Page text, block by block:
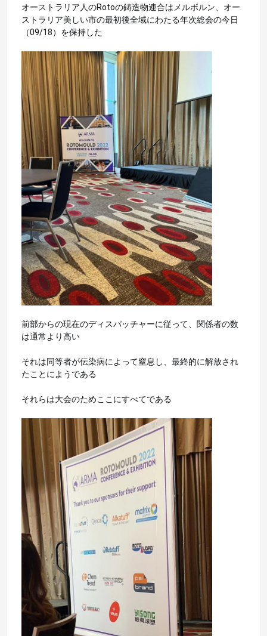
オーストラリア人のRotoの鋳造物連合はメルボルン、オー
ストラリア美しい市の最初後全域にわたる年次総会の今日
（09/18）を保持した
前部からの現在のディスパッチャーに従って、関係者の数
は通常より高い
それは同等者が伝染病によって窒息し、最終的に解放され
たことにようである
それらは大会のためここにすべてである